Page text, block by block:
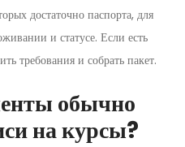
достаточно паспорта, для
и статусе. Если есть
требования и собрать пакет.
обычно
на курсы?